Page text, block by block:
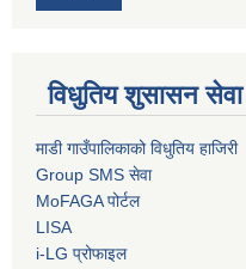
विधुतिय शुसासन सेवा
माडी गाउँपालिकाको विधुतिय हाजिरी
Group SMS सेवा
MoFAGA पोर्टल
LISA
i-LG प्रोफाइल